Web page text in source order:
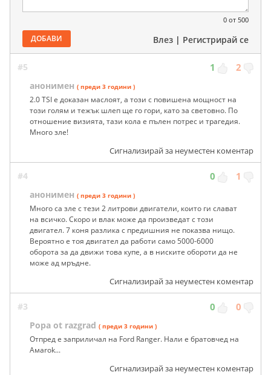
0 от 500
ДОБАВИ Влез | Регистрирай се
#5 1 2
анонимен ( преди 3 години )
2.0 TSI е доказан маслоят, а този с повишена мощност на
този голям и тежък шлеп ще го гори, като за световно. По
отношение визията, тази кола е пълен потрес и трагедия.
Много зле!
Сигнализирай за неуместен коментар
#4 0 1
анонимен ( преди 3 години )
Много са зле с тези 2 литрови двигатели, които ги слават
на всичко. Скоро и влак може да произведат с този
двигател. 7 коня разлика с предишния не показва нищо.
Вероятно е тоя двигател да работи само 5000-6000
оборота за да движи това купе, а в ниските обороти да не
може ад мръдне.
Сигнализирай за неуместен коментар
#3 0 0
Popa ot razgrad ( преди 3 години )
Отпред е заприличал на Ford Ranger. Нали е братовчед на
Амаrok...
Сигнализирай за неуместен коментар